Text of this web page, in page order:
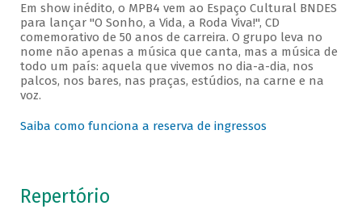
Em show inédito, o MPB4 vem ao Espaço Cultural BNDES
para lançar "O Sonho, a Vida, a Roda Viva!", CD
comemorativo de 50 anos de carreira. O grupo leva no
nome não apenas a música que canta, mas a música de
todo um país: aquela que vivemos no dia-a-dia, nos
palcos, nos bares, nas praças, estúdios, na carne e na
voz.
Saiba como funciona a reserva de ingressos
Repertório